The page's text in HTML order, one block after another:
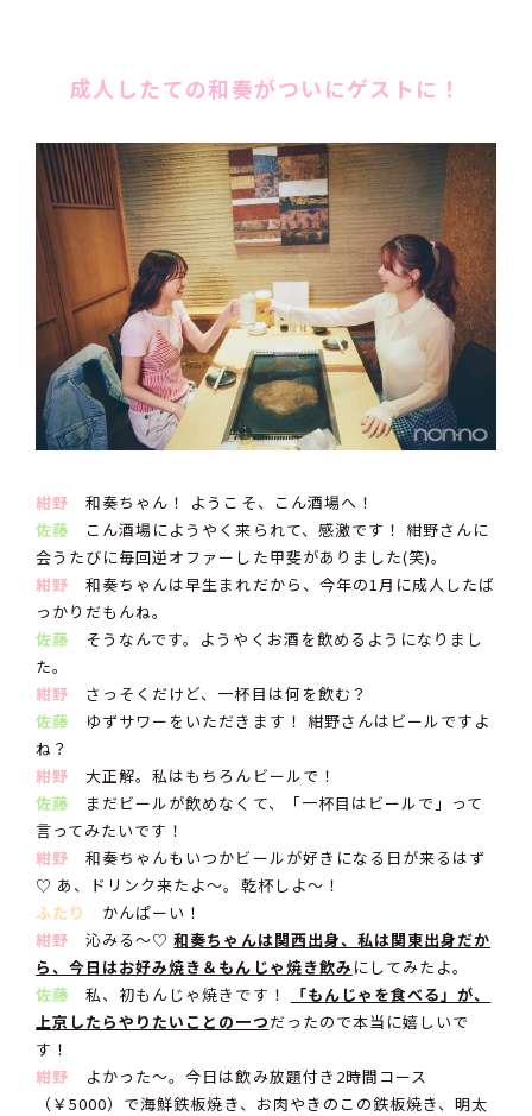
成人したての和奏がついにゲストに！
紺野 和奏ちゃん！ ようこそ、こん酒場へ！
佐藤 こん酒場にようやく来られて、感激です！ 紺野さんに
会うたびに毎回逆オファーした甲斐がありました(笑)。
紺野 和奏ちゃんは早生まれだから、今年の1月に成人したば
っかりだもんね。
佐藤 そうなんです。ようやくお酒を飲めるようになりまし
た。
紺野 さっそくだけど、一杯目は何を飲む？
佐藤 ゆずサワーをいただきます！ 紺野さんはビールですよ
ね？
紺野 大正解。私はもちろんビールで！
佐藤 まだビールが飲めなくて、「一杯目はビールで」って
言ってみたいです！
紺野 和奏ちゃんもいつかビールが好きになる日が来るはず
♡ あ、ドリンク来たよ〜。乾杯しよ〜！
ふたり
かんぱーい！
紺野 沁みる〜♡和奏ちゃんは関西出身、私は関東出身だか
ら、今日はお好み焼き＆もんじゃ焼き飲み にしてみたよ。
佐藤 私、初もんじゃ焼きです！
「もんじゃを食べる」が、
上京したらやりたいことの一つだったので本当に嬉しいで
す！
紺野 よかった〜。今日は飲み放題付き2時間コース
（￥5000）で海鮮鉄板焼き、お肉やきのこの鉄板焼き、明太